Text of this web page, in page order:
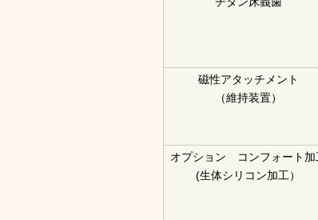
磁性アタッチメント
（維持装置）
オプション コンフォート加
(生体シリコン加工）